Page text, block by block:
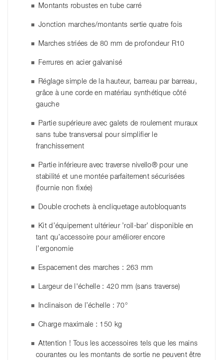
Montants robustes en tube carré
Jonction marches/montants sertie quatre fois
Marches striées de 80 mm de profondeur R10
Ferrures en acier galvanisé
Réglage simple de la hauteur, barreau par barreau,
grâce à une corde en matériau synthétique côté
gauche
Partie supérieure avec galets de roulement muraux
sans tube transversal pour simplifier le
franchissement
Partie inférieure avec traverse nivello® pour une
stabilité et une montée parfaitement sécurisées
(fournie non fixée)
Double crochets à encliquetage autobloquants
Kit d’équipement ultérieur ’roll-bar’ disponible en
tant qu’accessoire pour améliorer encore
l’ergonomie
Espacement des marches : 263 mm
Largeur de l'échelle : 420 mm (sans traverse)
Inclinaison de l’échelle : 70°
Charge maximale : 150 kg
Attention ! Tous les accessoires tels que les mains
courantes ou les montants de sortie ne peuvent être